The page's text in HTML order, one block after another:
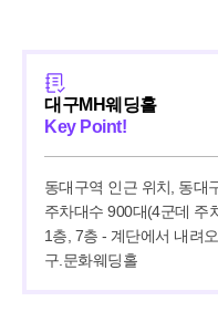
대구MH웨딩홀
Key Point!
동대구역 인근 위치, 동대
주차대수 900대(4군데 주
1층, 7층 - 계단에서 내려
구.문화웨딩홀